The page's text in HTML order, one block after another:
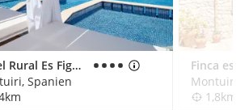
Hotel Rural Es Figueral Nou
Spanien
Montuiri,
1,8km